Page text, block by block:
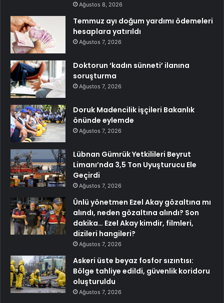
Ağustos 8, 2026
Temmuz ayı doğum yardımı ödemeleri
hesaplara yatırıldı
Ağustos 7, 2026
Doktorun ‘kadın sünneti’ ilanına
soruşturma
Ağustos 7, 2026
Doruk Madencilik işçileri Bakanlık
önünde eylemde
Ağustos 7, 2026
Lübnan Gümrük Yetkilileri Beyrut
Limanı’nda 3,5 Ton Uyuşturucu Ele
Geçirdi
Ağustos 7, 2026
Ünlü yönetmen Ezel Akay gözaltına mı
alındı, neden gözaltına alındı? Son
dakika… Ezel Akay kimdir, filmleri,
dizileri hangileri?
Ağustos 7, 2026
Askeri üste beyaz fosfor sızıntısı:
Bölge tahliye edildi, güvenlik koridoru
oluşturuldu
Ağustos 7, 2026